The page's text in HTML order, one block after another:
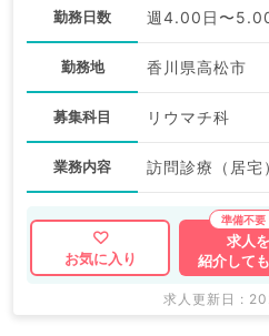
勤務日数 週4.00日〜
勤務地 香川県高松市
募集科目 リウマチ科
業務内容 訪問診療（居宅
お気に入り
求人を
紹介して
求人更新日 :